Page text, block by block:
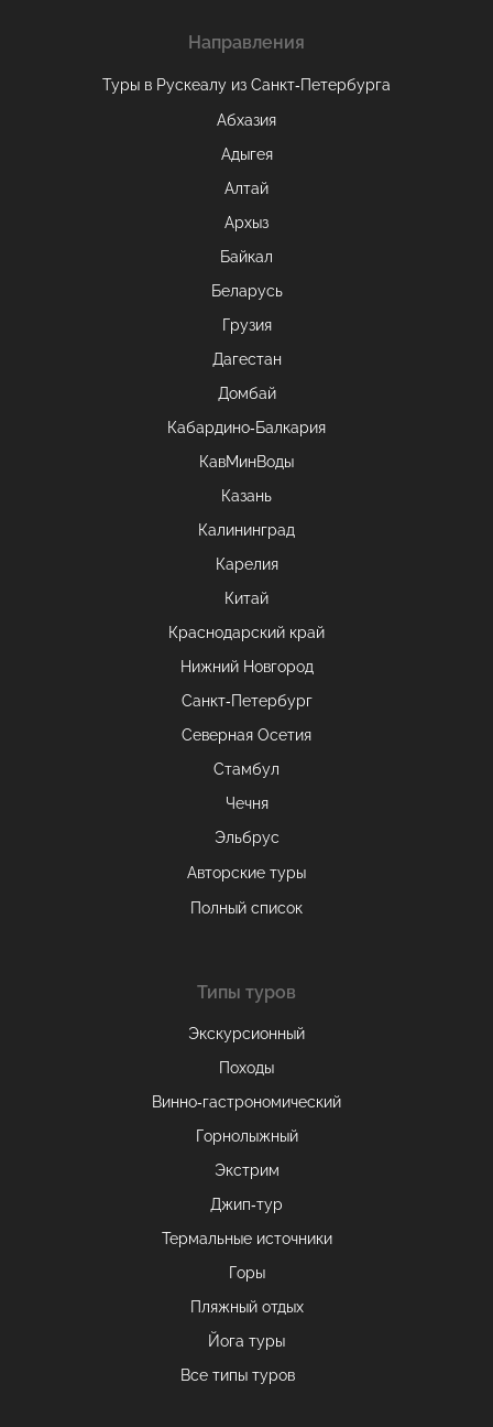
Направления
Туры в Рускеалу из Санкт‑Петербурга
Абхазия
Адыгея
Алтай
Архыз
Байкал
Беларусь
Грузия
Дагестан
Домбай
Кабардино-Балкария
КавМинВоды
Казань
Калининград
Карелия
Китай
Краснодарский край
Нижний Новгород
Санкт-Петербург
Северная Осетия
Стамбул
Чечня
Эльбрус
Авторские туры
Полный список
Типы туров
Экскурсионный
Походы
Винно-гастрономический
Горнолыжный
Экстрим
Джип-тур
Термальные источники
Горы
Пляжный отдых
Йога туры
Все типы туров